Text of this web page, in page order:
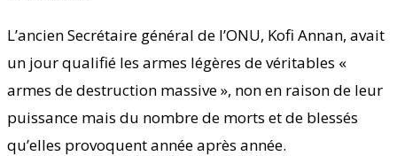
L’ancien Secrétaire général de l’ONU, Kofi Annan, avait
un jour qualifié les armes légères de véritables «
armes de destruction massive », non en raison de leur
puissance mais du nombre de morts et de blessés
qu’elles provoquent année après année.